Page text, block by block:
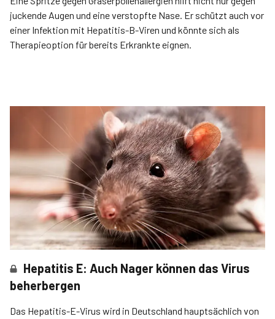
juckende Augen und eine verstopfte Nase. Er schützt auch vor
einer Infektion mit Hepatitis-B-Viren und könnte sich als
Therapieoption für bereits Erkrankte eignen.
Hepatitis E: Auch Nager können das Virus
beherbergen
Das Hepatitis-E-Virus wird in Deutschland hauptsächlich von